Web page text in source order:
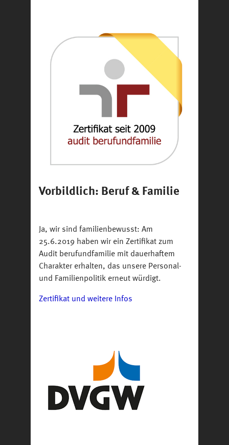
Vorbildlich: Beruf & Familie
Ja, wir sind familienbewusst: Am
25.6.2019 haben wir ein Zertifikat zum
Audit berufundfamilie mit dauerhaftem
Charakter erhalten, das unsere Personal-
und Familienpolitik erneut würdigt.
Zertifikat und weitere Infos